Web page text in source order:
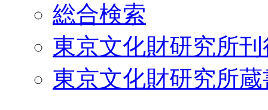
総合検索
東京文化財研究所
東京文化財研究所